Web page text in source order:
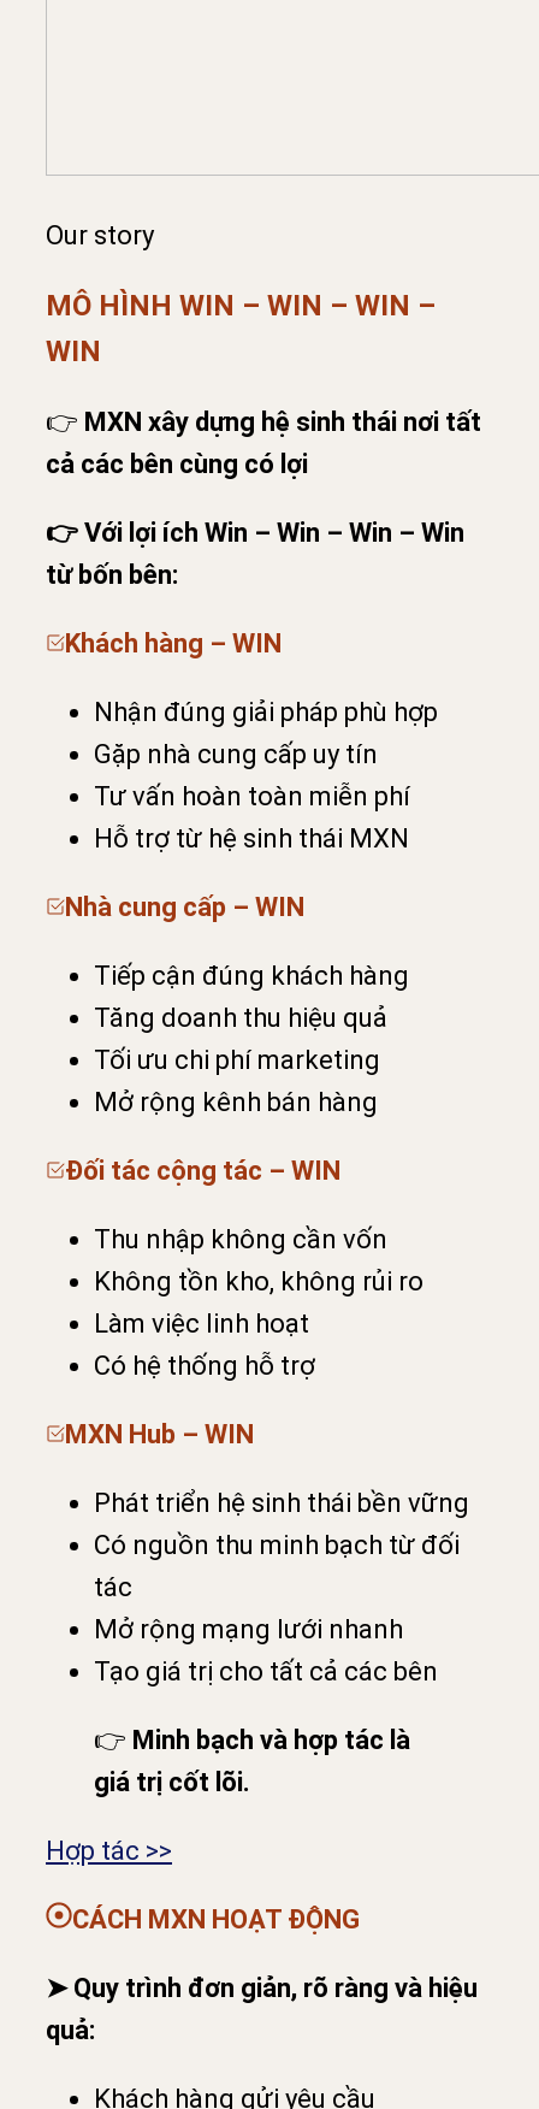
Our story
MÔ HÌNH WIN – WIN – WIN –
WIN
👉 MXN xây dựng hệ sinh thái nơi tất
cả các bên cùng có lợi
👉 Với lợi ích Win – Win – Win – Win
từ bốn bên:
Khách hàng – WIN
Nhận đúng giải pháp phù hợp
Gặp nhà cung cấp uy tín
Tư vấn hoàn toàn miễn phí
Hỗ trợ từ hệ sinh thái MXN
Nhà cung cấp – WIN
Tiếp cận đúng khách hàng
Tăng doanh thu hiệu quả
Tối ưu chi phí marketing
Mở rộng kênh bán hàng
Đối tác cộng tác – WIN
Thu nhập không cần vốn
Không tồn kho, không rủi ro
Làm việc linh hoạt
Có hệ thống hỗ trợ
MXN Hub – WIN
Phát triển hệ sinh thái bền vững
Có nguồn thu minh bạch từ đối
tác
Mở rộng mạng lưới nhanh
Tạo giá trị cho tất cả các bên
👉 Minh bạch và hợp tác là
giá trị cốt lõi.
Hợp tác >>
CÁCH MXN HOẠT ĐỘNG
➤ Quy trình đơn giản, rõ ràng và hiệu
quả:
Khách hàng gửi yêu cầu